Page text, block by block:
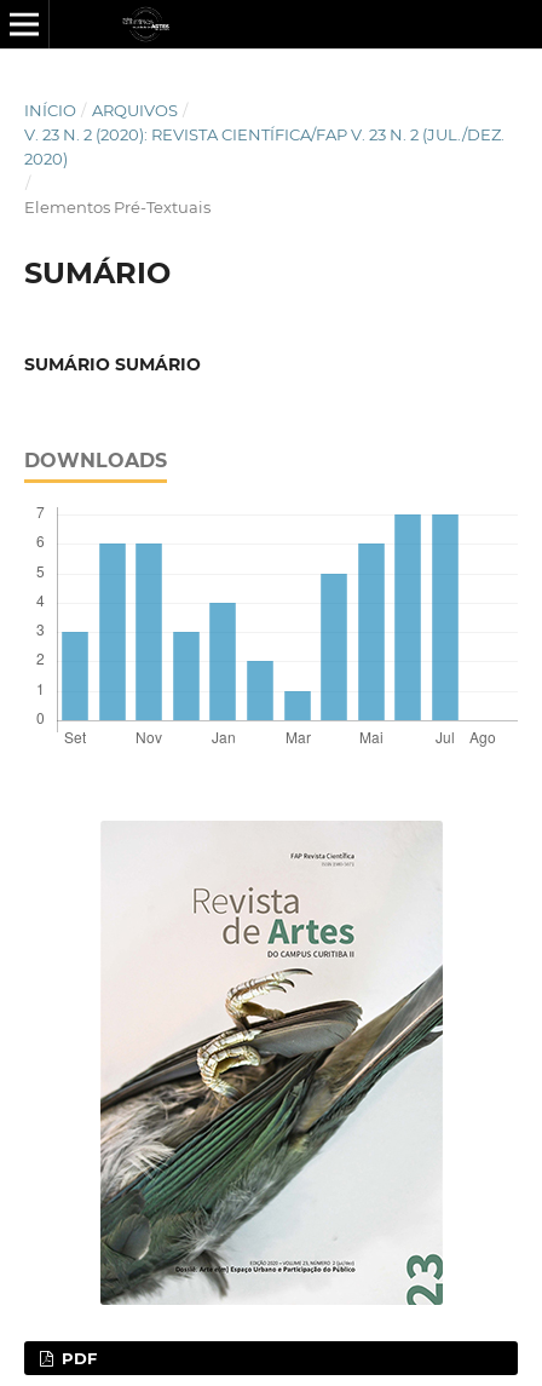
INÍCIO / ARQUIVOS /
V. 23 N. 2 (2020): REVISTA CIENTÍ­FICA/FAP V. 23 N. 2 (JUL./DEZ.
2020)
/
Elementos Pré-Textuais
SUMÁRIO
SUMÁRIO SUMÁRIO
DOWNLOADS
PDF